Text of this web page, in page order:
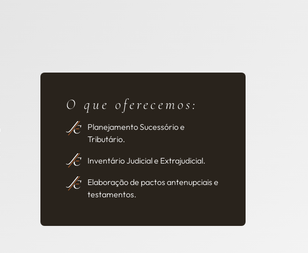
O que oferecemos:
Planejamento Sucessório e
Tributário.
Inventário Judicial e Extrajudicial.
Elaboração de pactos antenupciais e
testamentos.